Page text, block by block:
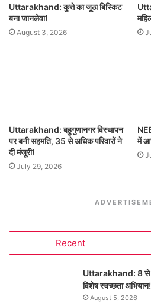
Uttarakhand: कुत्ते का जूठा बिस्किट
बना जानलेवा!
August 3, 2026
Uttarakhand: बहुगुणानगर विस्थापन
पर बनी सहमति, 35 से अधिक परिवारों ने
दी मंजूरी!
July 29, 2026
में
Recent
Uttarakhand: 8 से
विशेष स्वच्छता अभियान!
August 5, 2026